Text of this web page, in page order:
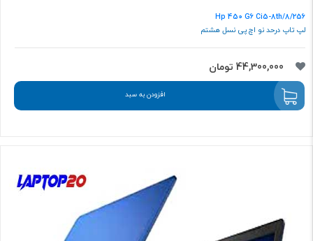
Hp 450 G6 Ci5-8th/8/256
لپ تاپ درحد نو اچ پی نسل هشتم
44,300,000 تومان
افزودن به سبد